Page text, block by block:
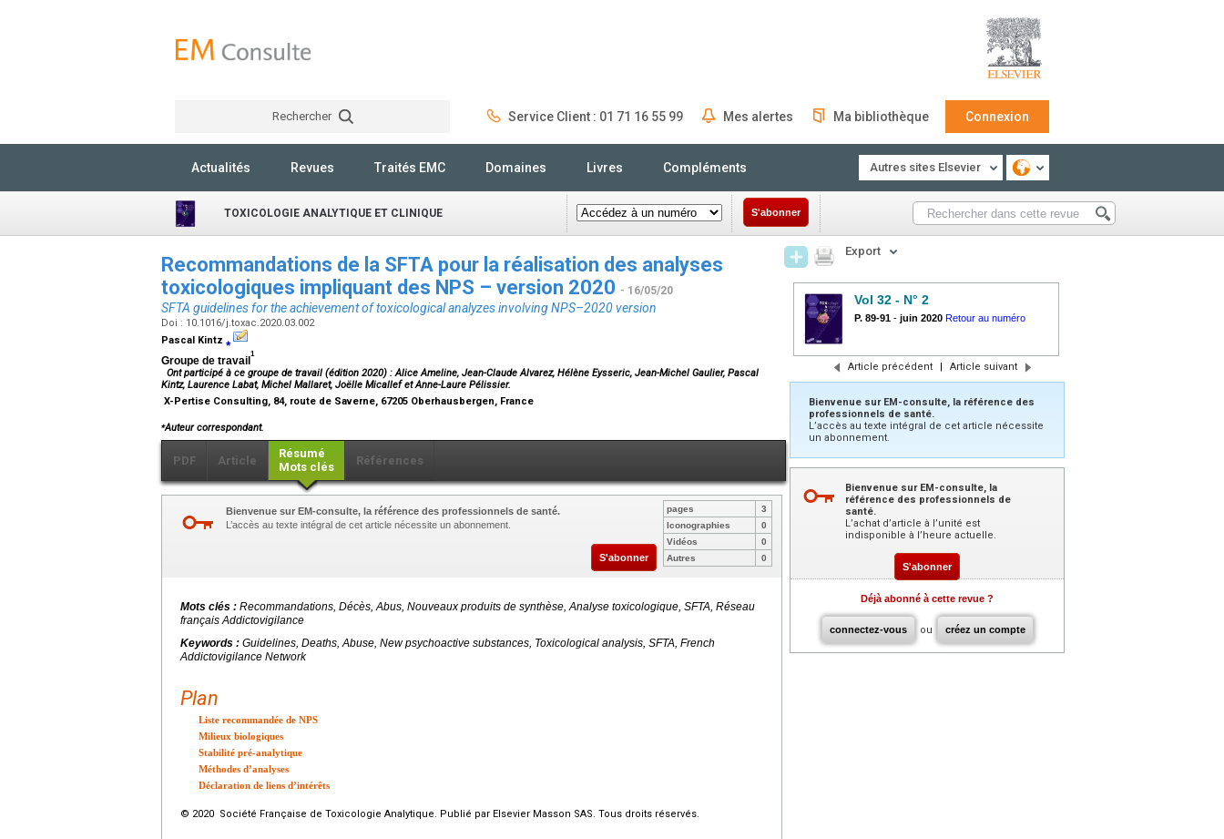
Rechercher Service Client : 01 71 16 55 99 Mes alertes Ma bibliothèque Connexion
Actualités Revues Traités EMC Domaines Livres Compléments Autres sites Elsevier
TOXICOLOGIE ANALYTIQUE ET CLINIQUE S'abonner
Recommandations de la SFTA pour la réalisation des analyses
toxicologiques impliquant des NPS – version 2020 - 16/05/20
SFTA guidelines for the achievement of toxicological analyzes involving NPS–2020 version
Doi : 10.1016/j.toxac.2020.03.002
Pascal Kintz ⁎
Groupe de travail
1
Ont participé à ce groupe de travail (édition 2020) : Alice Ameline, Jean-Claude Alvarez, Hélène Eysseric, Jean-Michel Gaulier, Pascal
Kintz, Laurence Labat, Michel Mallaret, Joëlle Micallef et Anne-Laure Pélissier.
X-Pertise Consulting, 84, route de Saverne, 67205 Oberhausbergen, France
⁎Auteur correspondant.
PDF Article
Résumé
Mots clés
Références
Bienvenue sur EM-consulte, la référence des professionnels de santé.
L’accès au texte intégral de cet article nécessite un abonnement.
S'abonner
pages
3
Iconographies
0
Vidéos
0
Autres
0
Mots clés : Recommandations, Décès, Abus, Nouveaux produits de synthèse, Analyse toxicologique, SFTA, Réseau
français Addictovigilance
Keywords : Guidelines, Deaths, Abuse, New psychoactive substances, Toxicological analysis, SFTA, French
Addictovigilance Network
Plan
Liste recommandée de NPS
Milieux biologiques
Stabilité pré-analytique
Méthodes d’analyses
Déclaration de liens d’intérêts
© 2020 Société Française de Toxicologie Analytique. Publié par Elsevier Masson SAS. Tous droits réservés.
Export
Vol 32 - N° 2
P. 89-91 - juin 2020 Retour au numéro
Article précédent | Article suivant
Bienvenue sur EM-consulte, la référence des
professionnels de santé.
L’accès au texte intégral de cet article nécessite
un abonnement.
Bienvenue sur EM-consulte, la
référence des professionnels de
santé.
L’achat d’article à l’unité est
indisponible à l’heure actuelle.
S'abonner
Déjà abonné à cette revue ?
connectez-vous ou créez un compte